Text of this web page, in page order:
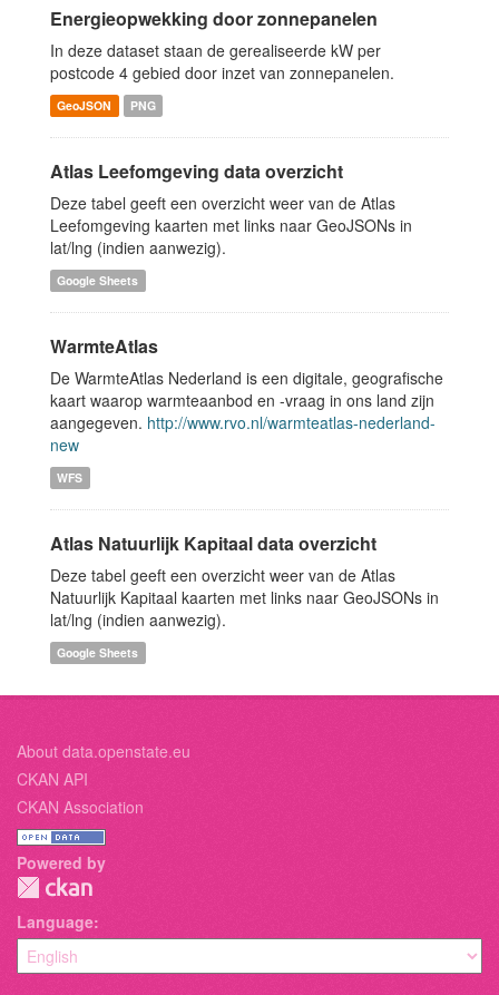
Energieopwekking door zonnepanelen
In deze dataset staan de gerealiseerde kW per
postcode 4 gebied door inzet van zonnepanelen.
GeoJSON PNG
Atlas Leefomgeving data overzicht
Deze tabel geeft een overzicht weer van de Atlas
Leefomgeving kaarten met links naar GeoJSONs in
lat/lng (indien aanwezig).
Google Sheets
WarmteAtlas
De WarmteAtlas Nederland is een digitale, geografische
kaart waarop warmteaanbod en -vraag in ons land zijn
aangegeven. http://www.rvo.nl/warmteatlas-nederland-
new
WFS
Atlas Natuurlijk Kapitaal data overzicht
Deze tabel geeft een overzicht weer van de Atlas
Natuurlijk Kapitaal kaarten met links naar GeoJSONs in
lat/lng (indien aanwezig).
Google Sheets
About data.openstate.eu
CKAN API
CKAN Association
Powered by
Language